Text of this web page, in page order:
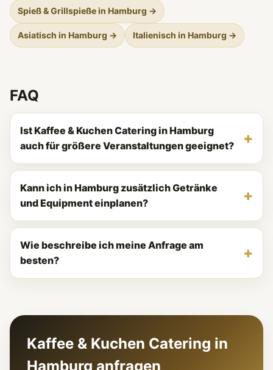
Spieß & Grillspieße in Hamburg →
Asiatisch in Hamburg → Italienisch in Hamburg →
FAQ
Ist Kaffee & Kuchen Catering in Hamburg
auch für größere Veranstaltungen geeignet?
Kann ich in Hamburg zusätzlich Getränke
und Equipment einplanen?
Wie beschreibe ich meine Anfrage am
besten?
Kaffee & Kuchen Catering in
Hamburg anfragen